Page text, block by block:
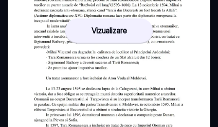
Vizualizare